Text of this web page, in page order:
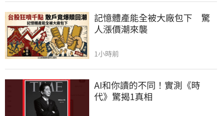
記憶體產能全被大廠包下　驚
人漲價潮來襲
1小時前
AI和你讀的不同！實測《時
代》驚揭1真相